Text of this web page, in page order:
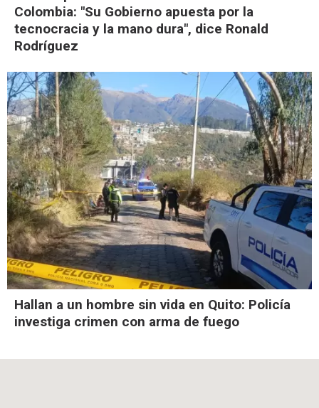
Colombia: "Su Gobierno apuesta por la
tecnocracia y la mano dura", dice Ronald
Rodríguez
Hallan a un hombre sin vida en Quito: Policía
investiga crimen con arma de fuego